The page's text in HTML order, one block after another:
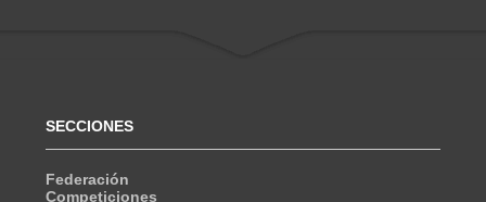
SECCIONES
Federación
Competiciones